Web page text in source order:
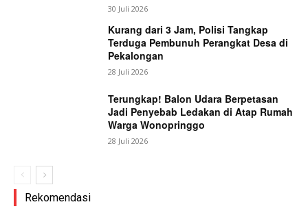
30 Juli 2026
Kurang dari 3 Jam, Polisi Tangkap
Terduga Pembunuh Perangkat Desa di
Pekalongan
28 Juli 2026
Terungkap! Balon Udara Berpetasan
Jadi Penyebab Ledakan di Atap Rumah
Warga Wonopringgo
28 Juli 2026
Rekomendasi